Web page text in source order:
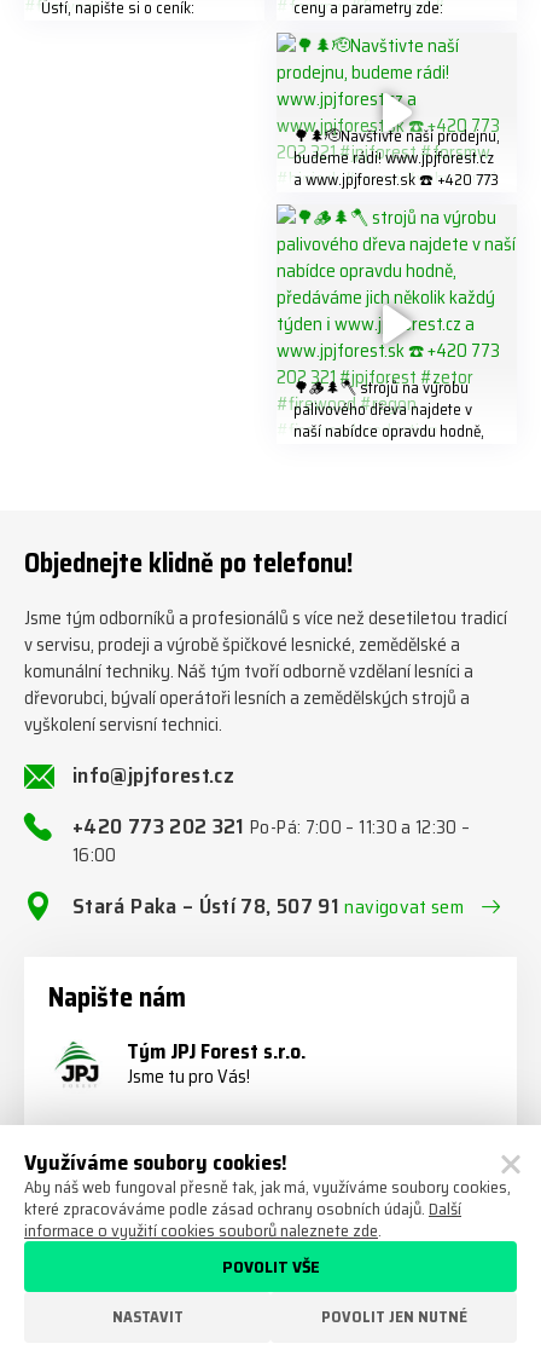
Ústí, napište si o ceník:
ceny a parametry zde:
https://share.google/LnhmTfZl
K8W5t7i6o ☎️ +420 773 202
321 #jpjforest #forsmw
#firewood #
🌳🌲🫡Navštivte naší prodejnu,
budeme rádi! www.jpjforest.cz
a www.jpjforest.sk ☎️ +420 773
202 321 #jpjforest #forsmw
#biojack #regon #vahvajussi
🌳🪵🌲🪓 strojů na výrobu
palivového dřeva najdete v
naší nabídce opravdu hodně,
#firewoodproduction
Objednejte klidně po telefonu!
Jsme tým odborníků a profesionálů s více než desetiletou tradicí
v servisu, prodeji a výrobě špičkové lesnické, zemědělské a
komunální techniky. Náš tým tvoří odborně vzdělaní lesníci a
dřevorubci, bývalí operátoři lesních a zemědělských strojů a
vyškolení servisní technici.
info@jpjforest.cz
+420 773 202 321Po-Pá: 7:00 – 11:30 a 12:30 –
16:00
Stará Paka – Ústí 78, 507 91navigovat sem
Napište nám
Tým JPJ Forest s.r.o.
Jsme tu pro Vás!
Využíváme soubory cookies!
Aby náš web fungoval přesně tak, jak má, využíváme soubory cookies,
které zpracováváme podle zásad ochrany osobních údajů.Další
informace o využití cookies souborů naleznete zde.
NASTAVIT POVOLIT JEN NUTNÉ
POVOLIT VŠE